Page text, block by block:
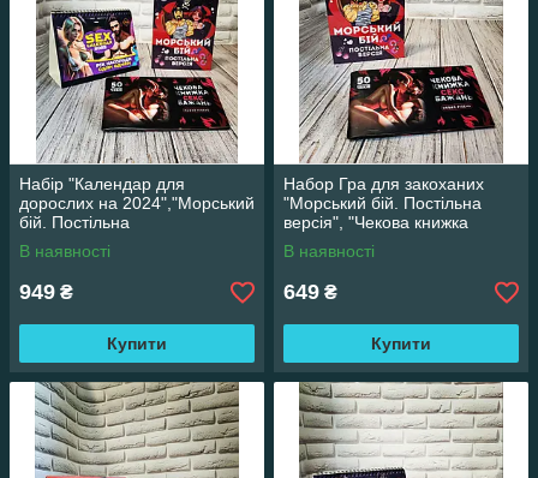
Набір "Календар для
дорослих на 2024","Морський
бій. Постільна
версія","Чекова книжка секс
бажань"
В наявності
949 ₴
Купити
Набор Гра для закоханих
"Морський бій. Постільна
версія", "Чекова книжка
бажань" Новий Рівень 50
чеків
В наявності
649 ₴
Купити